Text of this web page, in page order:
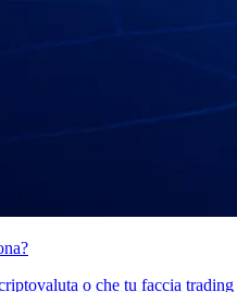
tra le principali criptovalute
tecnologiche e a un
guida completa scoprirai
semplice, sicuro e con maggiore